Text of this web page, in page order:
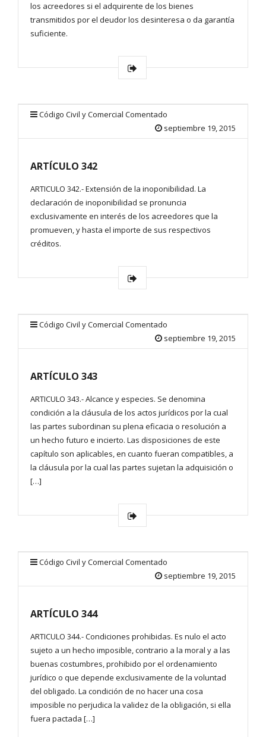
los acreedores si el adquirente de los bienes
transmitidos por el deudor los desinteresa o da garantía
suficiente.
Código Civil y Comercial Comentado
septiembre 19, 2015
ARTÍCULO 342
ARTICULO 342.- Extensión de la inoponibilidad. La
declaración de inoponibilidad se pronuncia
exclusivamente en interés de los acreedores que la
promueven, y hasta el importe de sus respectivos
créditos.
Código Civil y Comercial Comentado
septiembre 19, 2015
ARTÍCULO 343
ARTICULO 343.- Alcance y especies. Se denomina
condición a la cláusula de los actos jurídicos por la cual
las partes subordinan su plena eficacia o resolución a
un hecho futuro e incierto. Las disposiciones de este
capítulo son aplicables, en cuanto fueran compatibles, a
la cláusula por la cual las partes sujetan la adquisición o
[…]
Código Civil y Comercial Comentado
septiembre 19, 2015
ARTÍCULO 344
ARTICULO 344.- Condiciones prohibidas. Es nulo el acto
sujeto a un hecho imposible, contrario a la moral y a las
buenas costumbres, prohibido por el ordenamiento
jurídico o que depende exclusivamente de la voluntad
del obligado. La condición de no hacer una cosa
imposible no perjudica la validez de la obligación, si ella
fuera pactada […]